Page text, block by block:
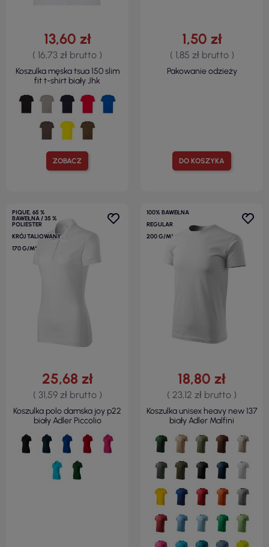
ZOBACZ
13,60 zł
( 16,73 zł brutto )
Koszulka męska tsua 150 slim
fit t-shirt biały Jhk
DO KOSZYKA
1,50 zł
( 1,85 zł brutto )
Pakowanie odzieży
PIQUE, 65 %
BAWEŁNA / 35 %
POLIESTER
KRÓJ TALIOWANY
170 G/M²
25,68 zł
( 31,59 zł brutto )
Koszulka polo damska joy p22
biały Adler Piccolio
100% BAWEŁNA
REGULAR
200 G/M²
18,80 zł
( 23,12 zł brutto )
Koszulka unisex heavy new 137
biały Adler Malfini